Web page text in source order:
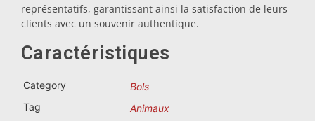
représentatifs, garantissant ainsi la satisfaction de leurs
clients avec un souvenir authentique.
Caractéristiques
Category
Bols
Tag
Animaux